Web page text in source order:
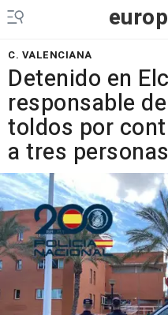
C. VALENCIANA
Detenido en
responsable
toldos por
a tres personas